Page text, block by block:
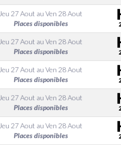
Jeu 27 Aout au Ven 28 Aout
Places disponibles
Jeu 27 Aout au Ven 28 Aout
Places disponibles
Jeu 27 Aout au Ven 28 Aout
Places disponibles
Jeu 27 Aout au Ven 28 Aout
Places disponibles
Jeu 27 Aout au Ven 28 Aout
Places disponibles